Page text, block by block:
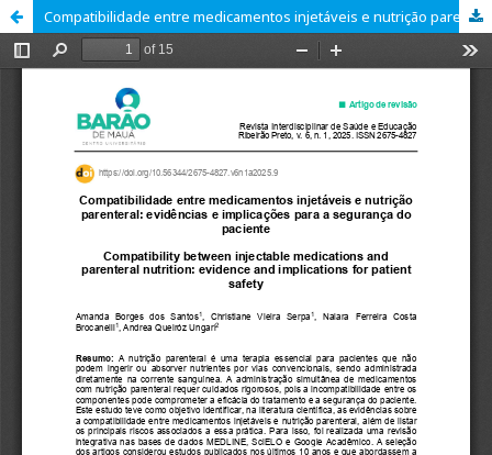
Compatibilidade entre medicamentos injetáveis e nutrição parenteral: evidências e implicações para a segurança do paciente